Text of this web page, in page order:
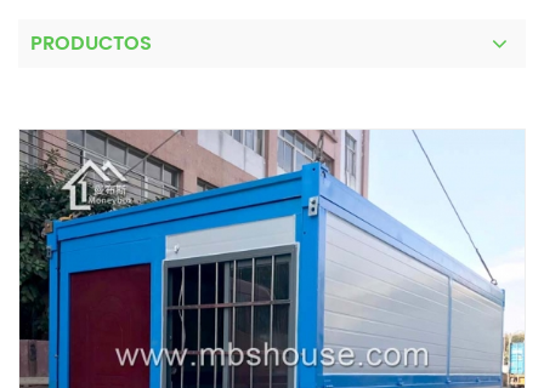
PRODUCTOS